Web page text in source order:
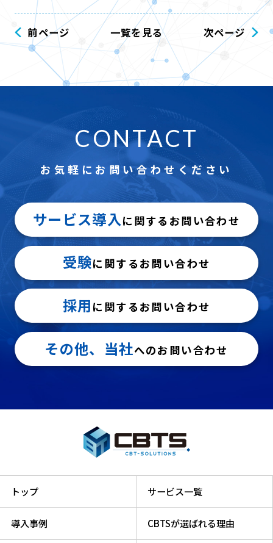
前ページ 一覧を見る 次ページ
CONTACT
お気軽にお問い合わせください
サービス導入に関するお問い合わせ
受験に関するお問い合わせ
採用 に関するお問い合わせ
その他、当社へのお問い合わせ
トップ サービス一覧
導入事例 CBTSが選ばれる理由